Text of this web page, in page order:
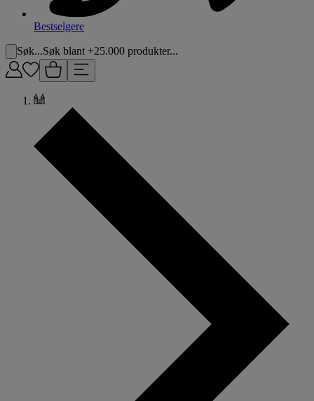
Bestselgere
Søk...Søk blant +25.000 produkter...